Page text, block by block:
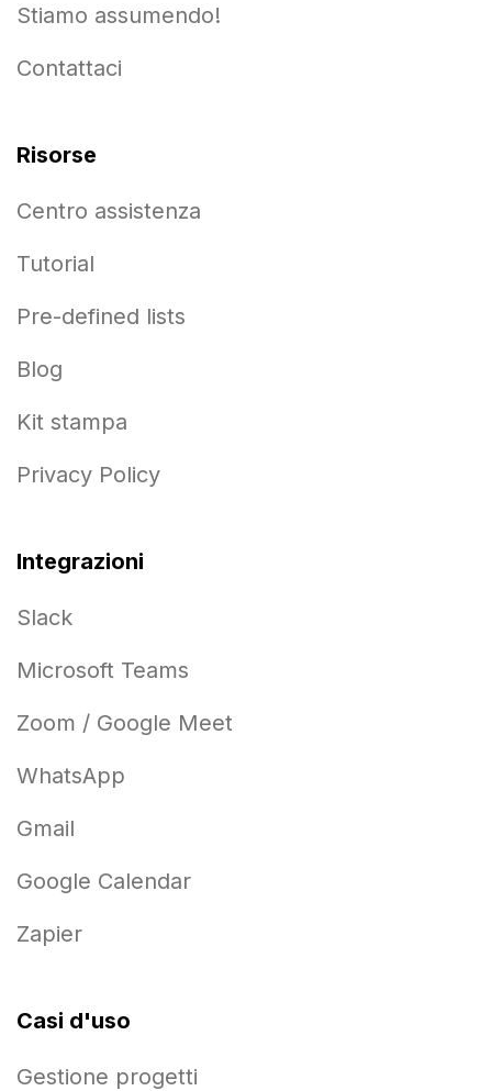
Stiamo assumendo!
Contattaci
Risorse
Centro assistenza
Tutorial
Pre-defined lists
Blog
Kit stampa
Privacy Policy
Integrazioni
Slack
Microsoft Teams
Zoom / Google Meet
WhatsApp
Gmail
Google Calendar
Zapier
Casi d'uso
Gestione progetti